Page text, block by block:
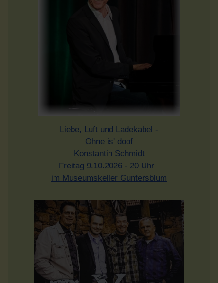
Liebe, Luft und Ladekabel -
Ohne is' doof
Konstantin Schmidt
Freitag 9.10.2026 - 20 Uhr
im Museumskeller Guntersblum